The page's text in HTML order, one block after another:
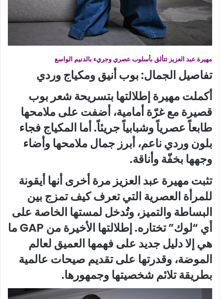
مهيرة عبد العزيز تتألق بأسلوب عصري وجريء بالدنيم الواسع
تفاصيل الجمال: بوب أنيق ومكياج وردي
أكملت مهيرة إطلالتها بتسريحة شعر بوب
قصيرة مع غرّة أمامية، أضفت على ملامحها
طابعاً عصرياً وشبابياً جريئاً. أما المكياج فجاء
بلون وردي ناعم، أبرز جمال ملامحها وأضاء
وجهها بخفّة وأناقة.
تثبت مهيرة عبد العزيز مرة أخرى أنها أيقونة
للمرأة العصرية التي تعرف كيف تمزج بين
البساطة والتميز، وتُدخل لمستها الخاصة على
أي “لوك” تختاره. إطلالتها الأخيرة من GAP ما
هي إلا دليل جديد على فهمها العميق لعالم
الموضة، وقدرتها على تقديم صيحات عالمية
بطريقة تلائم شخصيتها وجمهورها.